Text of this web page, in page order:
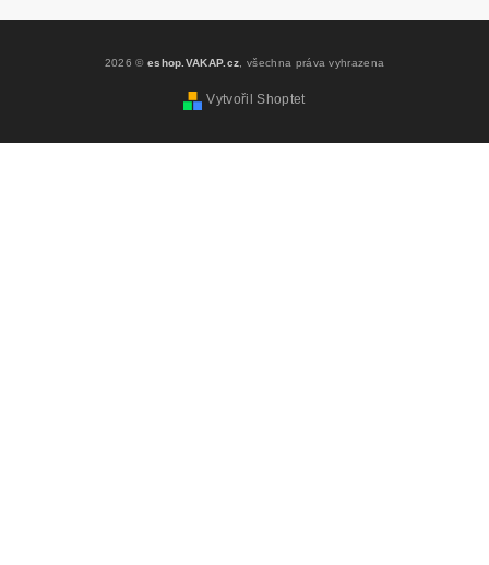
2026 © eshop.VAKAP.cz, všechna práva vyhrazena
Vytvořil Shoptet